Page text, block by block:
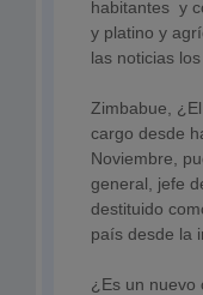
habitantes y
y platino y
las noticias
Zimbabue,
cargo desde
Noviembre,
general, jefe
destituido
país desde la
¿Es un nuevo